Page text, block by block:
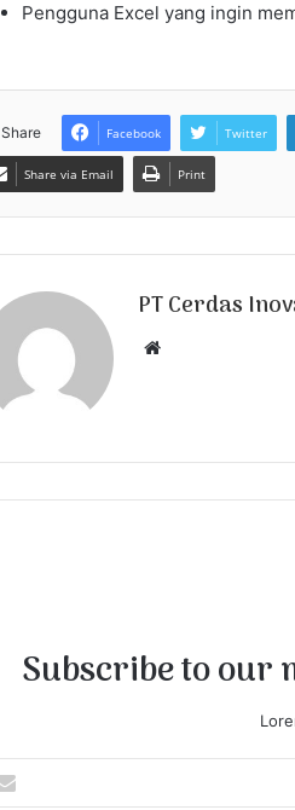
Pengguna Excel yang ingin
Share Facebook Twitter
Share via Email Print
PT Cerdas
i
Subscribe to our